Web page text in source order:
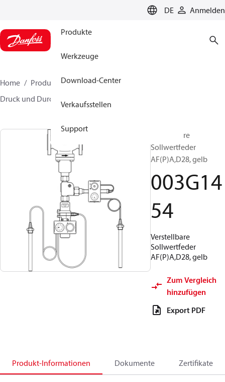
DE Anmelden
Produkte
Werkzeuge
Download-Center
Verkaufsstellen
Support
Home Produkte
Lösung für Wärmetechnik
Druck und Durchflussregler
Verstellbare
Sollwertfeder
AF(P)A,D28, gelb
003G14
54
Verstellbare
Sollwertfeder
AF(P)A,D28, gelb
Zum Vergleich
hinzufügen
Export PDF
Produkt-Informationen Dokumente Zertifikate